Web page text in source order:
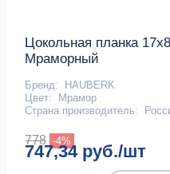
Цокольная планка
Мраморный
Бренд:
HAUBERK
Цвет:
Мрамор
Страна производитель:
778 -4%
747,34 руб./шт